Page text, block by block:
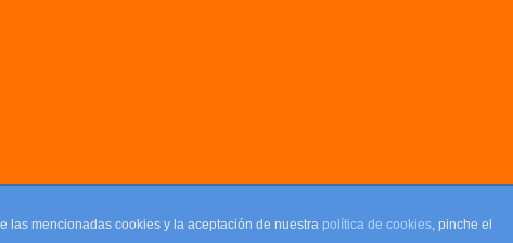
las mencionadas cookies y la aceptación de nuestra política de cookies, pinche el